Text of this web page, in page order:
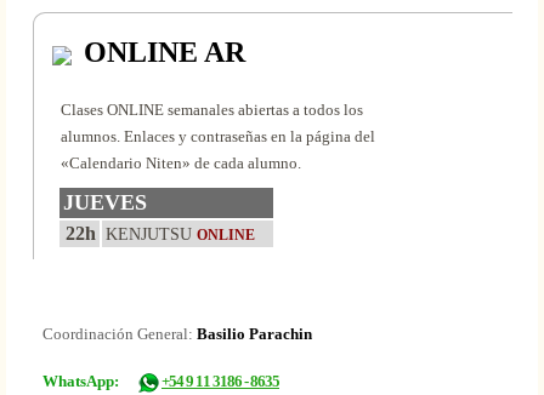
ONLINE AR
Clases ONLINE semanales abiertas a todos los
alumnos. Enlaces y contraseñas en la página del
«Calendario Niten» de cada alumno.
JUEVES
22h KENJUTSU ONLINE
Coordinación General: Basilio Parachin
WhatsApp: +54 9 11 3186 - 8635